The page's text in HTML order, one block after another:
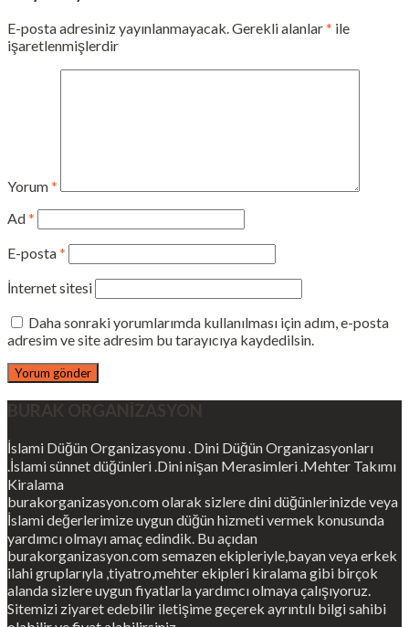
E-posta adresiniz yayınlanmayacak.Gerekli alanlar* ile
işaretlenmişlerdir
Yorum*
Ad*
E-posta*
İnternet sitesi
Daha sonraki yorumlarımda kullanılması için adım, e-posta
adresim ve site adresim bu tarayıcıya kaydedilsin.
İslami Düğün Organizasyonu . Dini Düğün Organizasyonları
.İslami sünnet düğünleri .Dini nişan Merasimleri .Mehter Takımı
Kiralama
burakorganizasyon.com olarak sizlere dini düğünlerinizde veya
İslami değerlerimize uygun düğün hizmeti vermek konusunda
yardımcı olmayı amaç edindik. Bu açıdan
burakorganizasyon.com semazen ekipleriyle,bayan veya erkek
ilahi gruplarıyla ,tiyatro,mehter ekipleri kiralama gibi birçok
alanda sizlere uygun fiyatlarla yardımcı olmaya çalışıyoruz.
Sitemizi ziyaret edebilir iletişime geçerek ayrıntılı bilgi sahibi